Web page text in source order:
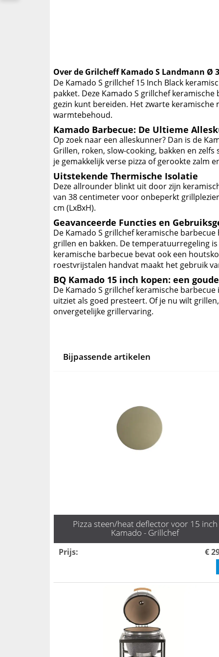
Over de Grilcheff Kamado S Landmann Ø
De Kamado S grillchef 15 Inch Black
pakket. Deze Kamado S grillchef
gezin kunt bereiden. Het zwarte
warmtebehoud.
Kamado Barbecue: De Ultieme
Op zoek naar een alleskunner? Dan is de
Grillen, roken, slow-cooking, bakken en
je gemakkelijk verse pizza of gerookte zalm
Uitstekende Thermische Isolatie
Deze allrounder blinkt uit door zijn
van 38 centimeter voor onbeperkt
cm (LxBxH).
Geavanceerde Functies en
De Kamado S grillchef keramische
grillen en bakken. De temperatuurregeling
keramische barbecue bevat ook een
roestvrijstalen handvat maakt het gebruik
BQ Kamado 15 inch kopen: een
De Kamado S grillchef keramische
uitziet als goed presteert. Of je nu wilt
onvergetelijke grillervaring.
Bijpassende artikelen
Pizza steen/heat deflector voor 15 inch
Kamado - Grillchef
Prijs: €